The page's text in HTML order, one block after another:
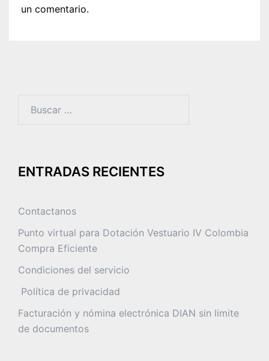
un comentario.
ENTRADAS RECIENTES
Contactanos
Punto virtual para Dotación Vestuario IV Colombia
Compra Eficiente
Condiciones del servicio
Política de privacidad
Facturación y nómina electrónica DIAN sin limite
de documentos